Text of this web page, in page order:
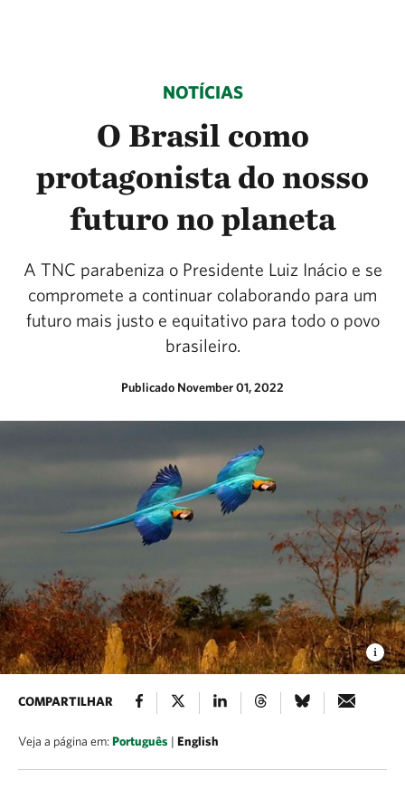
NOTÍCIAS
O Brasil como
protagonista do nosso
futuro no planeta
A TNC parabeniza o Presidente Luiz Inácio e se
compromete a continuar colaborando para um
futuro mais justo e equitativo para todo o povo
brasileiro.
Publicado November 01, 2022
COMPARTILHAR
Veja a página em:Português | English